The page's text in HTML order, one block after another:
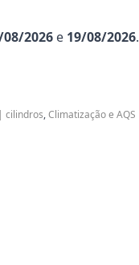
08/2026 e 19/08/2026.
cilindros,Climatização e AQS